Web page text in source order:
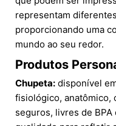
representam
proporcionando uma
mundo ao seu redor.
Produtos
Chupeta: disponível
fisiológico, anatômico,
seguros, livres de